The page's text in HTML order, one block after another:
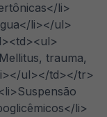
li>
li></ul>
trauma,
ul></td></tr>
li>